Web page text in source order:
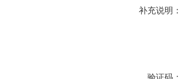
补充说明：